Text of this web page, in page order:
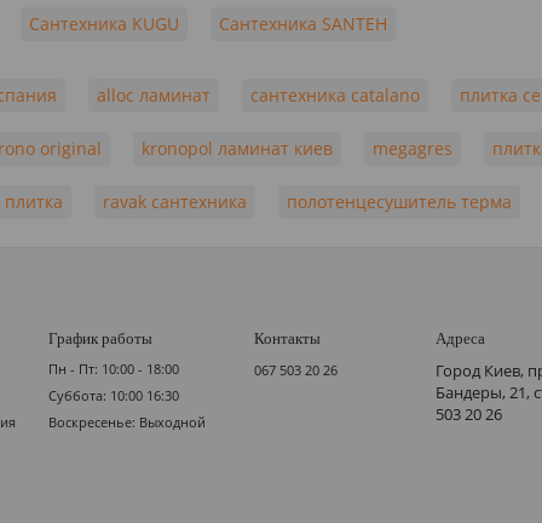
Сантехника KUGU Сантехника SANTEH
alloc ламинат сантехника catalano плитка
original kronopol ламинат киев megagres
ravak сантехника полотенцесушитель терма
График работы
Пн - Пт: 10:00 - 18:00
Суббота: 10:00 16:30
Воскресенье: Выходной
Контакты
067 503 20 26
Адреса
Город Киев,
Бандеры, 21,
503 20 26